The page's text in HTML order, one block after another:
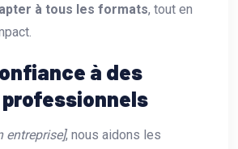
à tous les formats, tout en
à des
entreprise], nous aidons les